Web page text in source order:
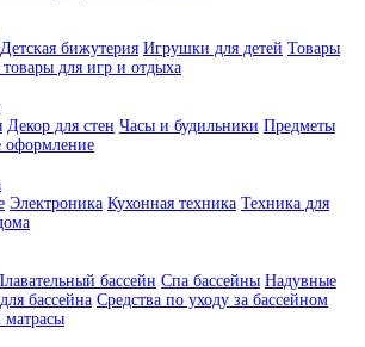
Детская бижутерия Игрушки для детей Товары
товары для игр и отдыха
Декор для стен Часы и будильники Предметы
оформление
Электроника Кухонная техника Техника для
бассейн Спа бассейны Надувные
бассейна Средства по уходу за бассейном
матрасы